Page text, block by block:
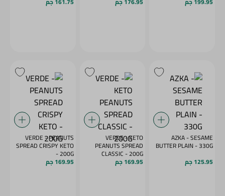
AZKA - SESAME
BUTTER PLAIN - 330G
125.95 جم
VERDE - KETO
PEANUTS SPREAD
CLASSIC - 200G
169.95 جم
VERDE - PEANUTS
SPREAD CRISPY KETO
- 200G
169.95 جم